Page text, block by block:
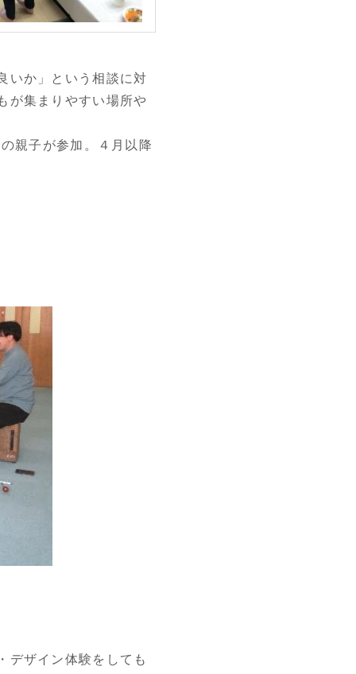
いか」という相談に対
が集まりやすい場所や
親子が参加。４月以降
デザイン体験をしても